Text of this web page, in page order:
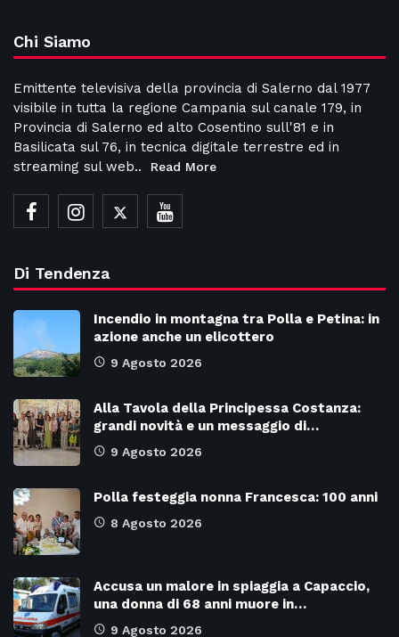
Chi Siamo
Emittente televisiva della provincia di Salerno dal 1977
visibile in tutta la regione Campania sul canale 179, in
Provincia di Salerno ed alto Cosentino sull'81 e in
Basilicata sul 76, in tecnica digitale terrestre ed in
streaming sul web..
Read More
Di Tendenza
Incendio in montagna tra Polla e Petina: in
azione anche un elicottero
9 Agosto 2026
Alla Tavola della Principessa Costanza:
grandi novità e un messaggio di…
9 Agosto 2026
Polla festeggia nonna Francesca: 100 anni
8 Agosto 2026
Accusa un malore in spiaggia a Capaccio,
una donna di 68 anni muore in…
9 Agosto 2026